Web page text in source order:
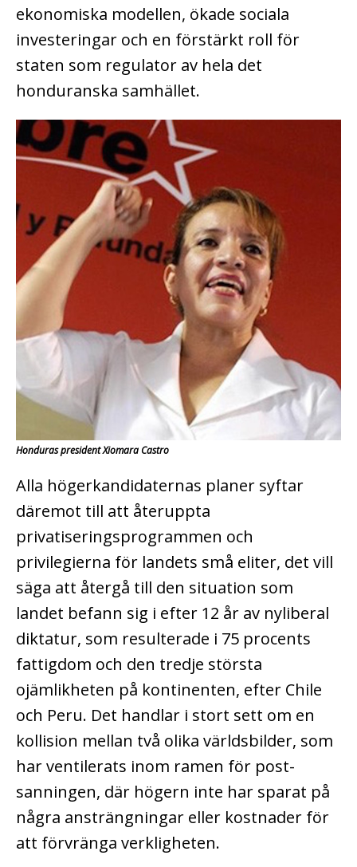
ekonomiska modellen, ökade sociala
investeringar och en förstärkt roll för
staten som regulator av hela det
honduranska samhället.
Honduras president Xiomara Castro
Alla högerkandidaternas planer syftar
däremot till att återuppta
privatiseringsprogrammen och
privilegierna för landets små eliter, det vill
säga att återgå till den situation som
landet befann sig i efter 12 år av nyliberal
diktatur, som resulterade i 75 procents
fattigdom och den tredje största
ojämlikheten på kontinenten, efter Chile
och Peru. Det handlar i stort sett om en
kollision mellan två olika världsbilder, som
har ventilerats inom ramen för post-
sanningen, där högern inte har sparat på
några ansträngningar eller kostnader för
att förvränga verkligheten.